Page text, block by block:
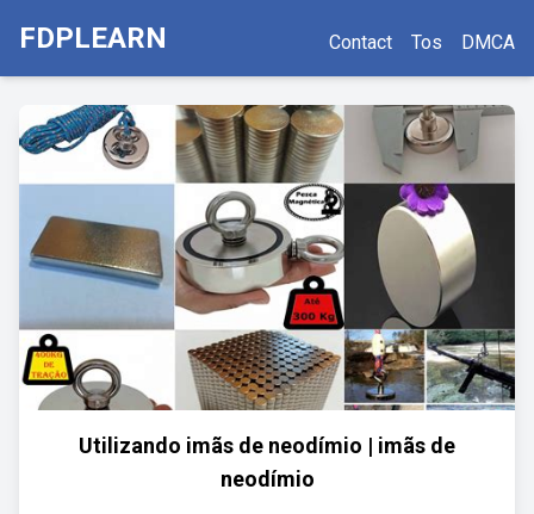
FDPLEARN Contact Tos DMCA
Utilizando imãs de neodímio | imãs de
neodímio